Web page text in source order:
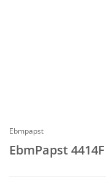
Ebmpapst
EbmPapst